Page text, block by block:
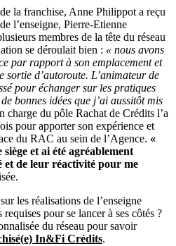
la franchise, Anne Philippot a reçu
l’enseigne, Pierre-Etienne
membres de la tête du réseau
se déroulait bien : « nous avons
par rapport à son emplacement et
sortie d’autoroute. L’animateur de
pour échanger sur les pratiques
bonnes idées que j’ai aussitôt mis
charge du pôle Rachat de Crédits l’a
pour apporter son expérience et
du RAC au sein de l’Agence. «
et ai été agréablement
de leur réactivité pour me
les réalisations de l’enseigne
pour se lancer à ses côtés ?
du réseau pour savoir
In&Fi Crédits.